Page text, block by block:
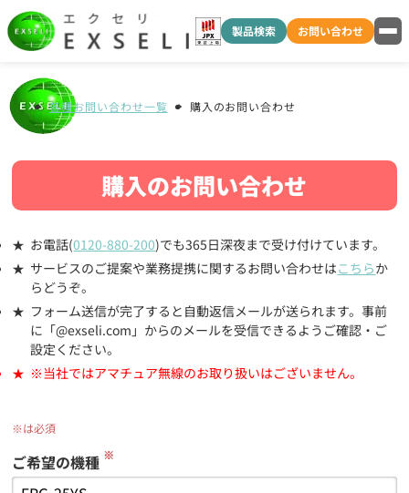
製品検索 お問い合わせ
各種お問い合わせ一覧 購入のお問い合わせ
購入のお問い合わせ
お電話(0120-880-200)でも365日深夜まで受け付けています。
サービスのご提案や業務提携に関するお問い合わせはこちらか
らどうぞ。
フォーム送信が完了すると自動返信メールが送られます。事前
に「@exseli.com」からのメールを受信できるようご確認・ご
設定ください。
※当社ではアマチュア無線のお取り扱いはございません。
※は必須
ご希望の機種 ※